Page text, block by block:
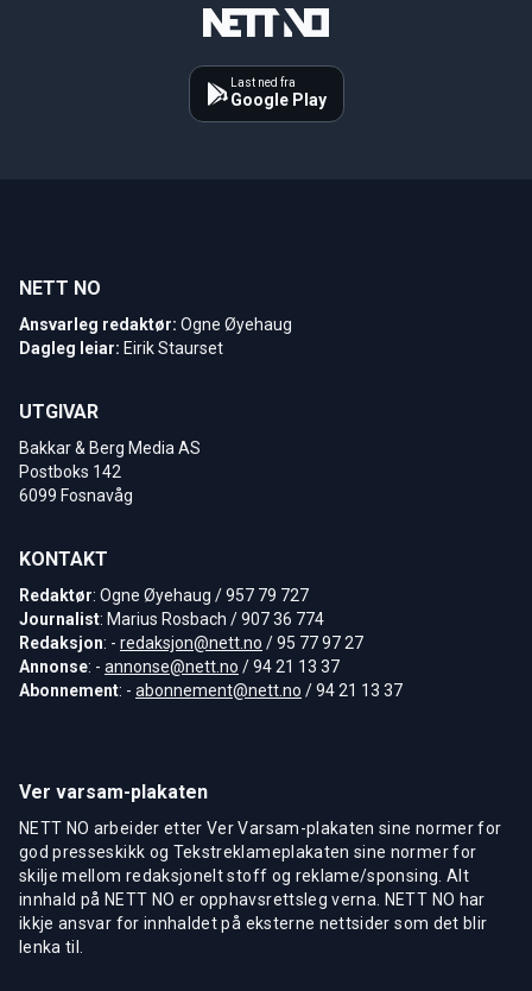
Last ned fra
Google Play
NETT NO
Ansvarleg redaktør: Ogne Øyehaug
Dagleg leiar: Eirik Staurset
UTGIVAR
Bakkar & Berg Media AS
Postboks 142
6099 Fosnavåg
KONTAKT
Redaktør: Ogne Øyehaug / 957 79 727
Journalist: Marius Rosbach / 907 36 774
Redaksjon: - redaksjon@nett.no / 95 77 97 27
Annonse: - annonse@nett.no / 94 21 13 37
Abonnement: - abonnement@nett.no / 94 21 13 37
Ver varsam-plakaten
NETT NO arbeider etter Ver Varsam-plakaten sine normer for
god presseskikk og Tekstreklameplakaten sine normer for
skilje mellom redaksjonelt stoff og reklame/sponsing. Alt
innhald på NETT NO er opphavsrettsleg verna. NETT NO har
ikkje ansvar for innhaldet på eksterne nettsider som det blir
lenka til.